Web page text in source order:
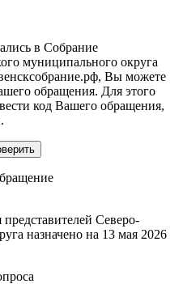
в Собрание
муниципального округа
Вы можете
обращения. Для этого
код Вашего обращения,
Северо-
назначено на 13 мая 2026